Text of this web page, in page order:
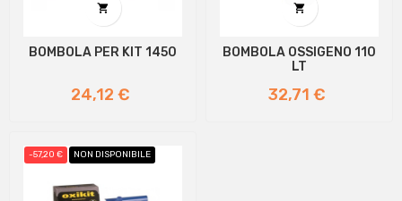

BOMBOLA PER KIT 1450
Prezzo
24,12 €

BOMBOLA OSSIGENO 110
LT
Prezzo
32,71 €
-57,20 € NON DISPONIBILE